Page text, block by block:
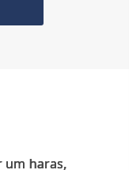
um haras,